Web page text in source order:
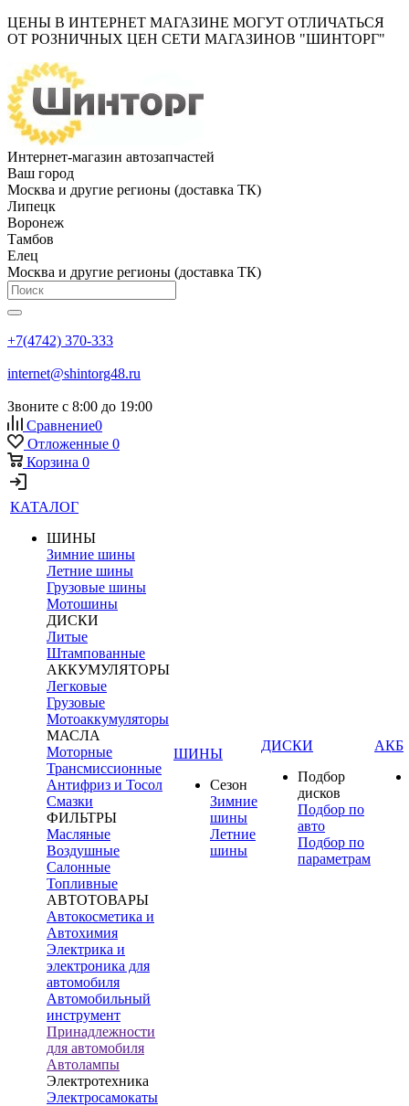
ЦЕНЫ В ИНТЕРНЕТ МАГАЗИНЕ МОГУТ ОТЛИЧАТЬСЯ
ОТ РОЗНИЧНЫХ ЦЕН СЕТИ МАГАЗИНОВ "ШИНТОРГ"
Интернет-магазин автозапчастей
Ваш город
Москва и другие регионы (доставка ТК)
Липецк
Воронеж
Тамбов
Елец
Москва и другие регионы (доставка ТК)
+7(4742) 370-333
internet@shintorg48.ru
Звоните с 8:00 до 19:00
Сравнение0
Отложенные 0
Корзина 0
КАТАЛОГ
ШИНЫ
Зимние шины
Летние шины
Грузовые шины
Мотошины
ДИСКИ
Литые
Штампованные
АККУМУЛЯТОРЫ
Легковые
Грузовые
Мотоаккумуляторы
МАСЛА
Моторные
Трансмиссионные
Антифриз и Тосол
Смазки
ФИЛЬТРЫ
Масляные
Воздушные
Салонные
Топливные
АВТОТОВАРЫ
Автокосметика и
Автохимия
Электрика и
электроника для
автомобиля
Автомобильный
инструмент
Принадлежности
для автомобиля
Автолампы
Электротехника
Электросамокаты
ШИНЫ
Сезон
Зимние
шины
Летние
шины
ДИСКИ
Подбор
дисков
Подбор по
авто
Подбор по
параметрам
АКБ